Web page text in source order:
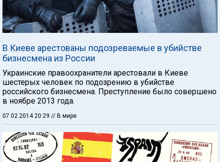
В Киеве арестованы подозреваемые в убийстве
бизнесмена из России
Украинские правоохранители арестовали в Киеве
шестерых человек по подозрению в убийстве
российского бизнесмена. Преступление было совершено
в ноябре 2013 года.
07.02.2014 20:29 // В мире